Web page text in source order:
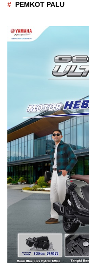
PEMKOT PALU